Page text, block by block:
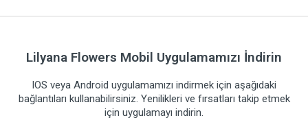
Lilyana Flowers Mobil Uygulamamızı İndirin
IOS veya Android uygulamamızı indirmek için aşağıdaki
bağlantıları kullanabilirsiniz. Yenilikleri ve fırsatları takip etmek
için uygulamayı indirin.